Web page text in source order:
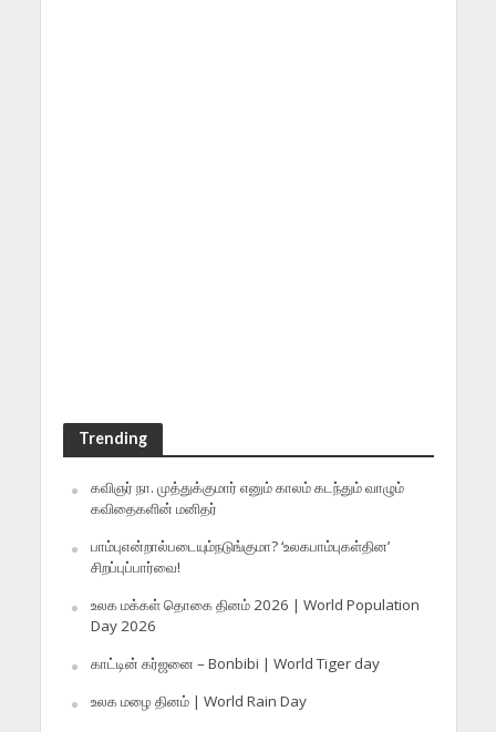
Trending
கவிஞர் நா. முத்துக்குமார் எனும் காலம் கடந்தும் வாழும்
கவிதைகளின் மனிதர்
பாம்புஎன்றால்படையும்நடுங்குமா? ‘உலகபாம்புகள்தின’
சிறப்புப்பார்வை!
உலக மக்கள் தொகை தினம் 2026 | World Population
Day 2026
காட்டின் கர்ஜனை – Bonbibi | World Tiger day
உலக மழை தினம் | World Rain Day